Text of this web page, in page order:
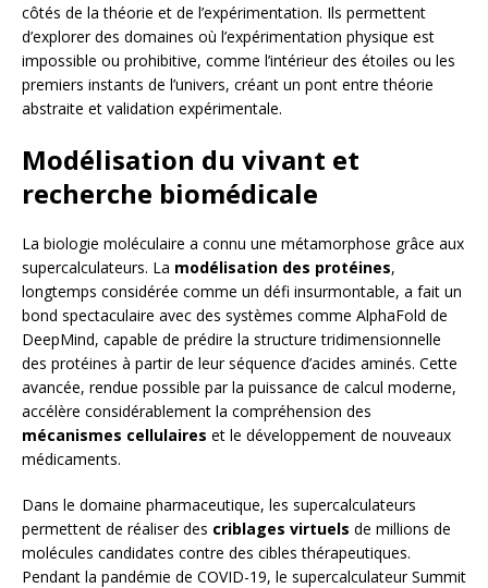
côtés de la théorie et de l’expérimentation. Ils permettent
d’explorer des domaines où l’expérimentation physique est
impossible ou prohibitive, comme l’intérieur des étoiles ou les
premiers instants de l’univers, créant un pont entre théorie
abstraite et validation expérimentale.
Modélisation du vivant et
recherche biomédicale
La biologie moléculaire a connu une métamorphose grâce aux
supercalculateurs. La modélisation des protéines,
longtemps considérée comme un défi insurmontable, a fait un
bond spectaculaire avec des systèmes comme AlphaFold de
DeepMind, capable de prédire la structure tridimensionnelle
des protéines à partir de leur séquence d’acides aminés. Cette
avancée, rendue possible par la puissance de calcul moderne,
accélère considérablement la compréhension des
mécanismes cellulaires et le développement de nouveaux
médicaments.
Dans le domaine pharmaceutique, les supercalculateurs
permettent de réaliser des criblages virtuels de millions de
molécules candidates contre des cibles thérapeutiques.
Pendant la pandémie de COVID-19, le supercalculateur Summit